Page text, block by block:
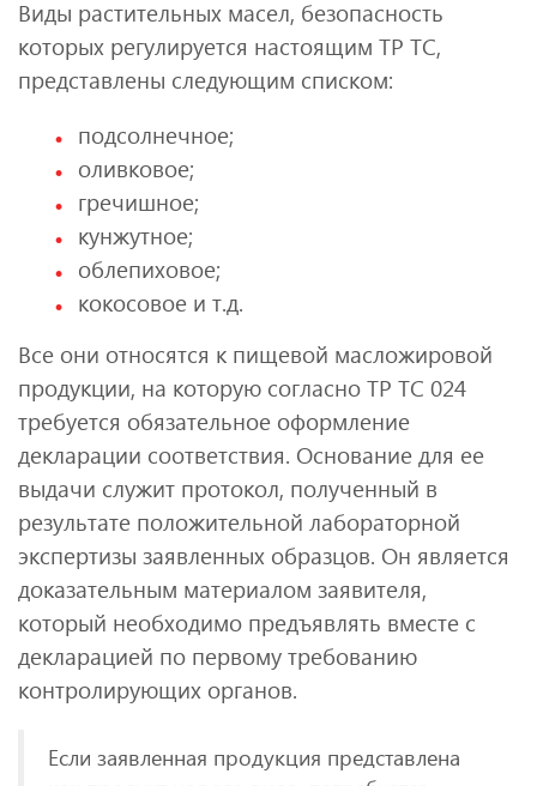
Виды растительных масел, безопасность
которых регулируется настоящим ТР ТС,
представлены следующим списком:
подсолнечное;
оливковое;
гречишное;
кунжутное;
облепиховое;
кокосовое и т.д.
Все они относятся к пищевой масложировой
продукции, на которую согласно ТР ТС 024
требуется обязательное оформление
декларации соответствия. Основание для ее
выдачи служит протокол, полученный в
результате положительной лабораторной
экспертизы заявленных образцов. Он является
доказательным материалом заявителя,
который необходимо предъявлять вместе с
декларацией по первому требованию
контролирующих органов.
Если заявленная продукция представлена